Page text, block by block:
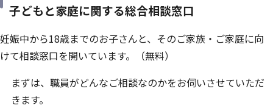
子どもと家庭に関する総合相談窓口
妊娠中から18歳までのお子さんと、そのご家族・ご家庭に向
けて相談窓口を開いています。（無料）
まずは、職員がどんなご相談なのかをお伺いさせていただ
きます。